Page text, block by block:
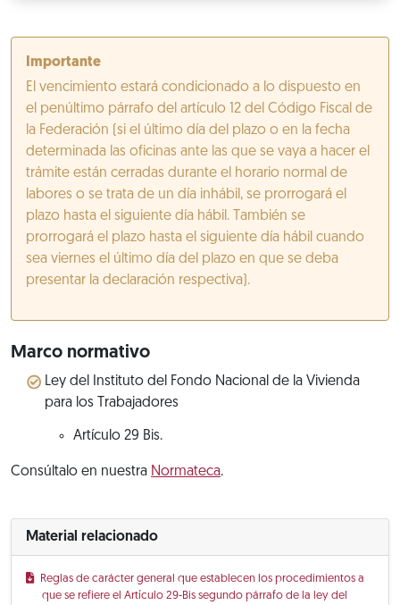
Importante
El vencimiento estará condicionado a lo dispuesto en
el penúltimo párrafo del artículo 12 del Código Fiscal de
la Federación (si el último día del plazo o en la fecha
determinada las oficinas ante las que se vaya a hacer el
trámite están cerradas durante el horario normal de
labores o se trata de un día inhábil, se prorrogará el
plazo hasta el siguiente día hábil. También se
prorrogará el plazo hasta el siguiente día hábil cuando
sea viernes el último día del plazo en que se deba
presentar la declaración respectiva).
Marco normativo
Ley del Instituto del Fondo Nacional de la Vivienda
para los Trabajadores
Artículo 29 Bis.
Consúltalo en nuestra Normateca.
Material relacionado
Reglas de carácter general que establecen los procedimientos a
que se refiere el Artículo 29-Bis segundo párrafo de la ley del